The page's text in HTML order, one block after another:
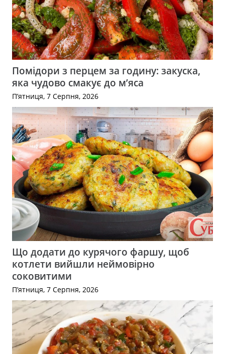
Помідори з перцем за годину: закуска,
яка чудово смакує до м’яса
П’ятниця, 7 Серпня, 2026
Що додати до курячого фаршу, щоб
котлети вийшли неймовірно
соковитими
П’ятниця, 7 Серпня, 2026